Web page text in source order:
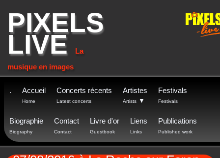
PIXELS
LIVELa
musique en images
. Accueil
Home
Concerts récents
Latest concerts
Artistes
Artists ▼
Festivals
Festivals
Biographie
Biography
Contact
Contact
Livre d'or
Guestbook
Liens
Links
Publications
Published work